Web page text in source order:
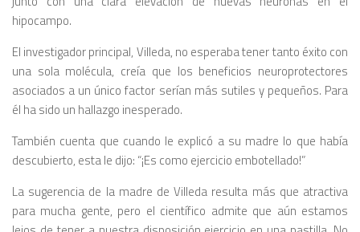
hipocampo.
El investigador principal, Villeda, no esperaba tener tanto éxito con
una sola molécula, creía que los beneficios neuroprotectores
asociados a un único factor serían más sutiles y pequeños. Para
él ha sido un hallazgo inesperado.
También cuenta que cuando le explicó a su madre lo que había
descubierto, esta le dijo: “¡Es como ejercicio embotellado!”
La sugerencia de la madre de Villeda resulta más que atractiva
para mucha gente, pero el científico admite que aún estamos